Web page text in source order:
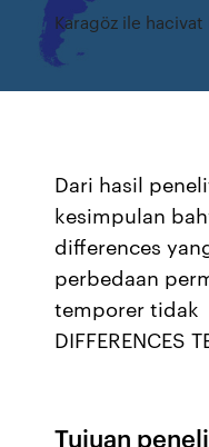
Karagöz ile
Dari hasil
kesimpulan
differences
perbedaan
temporer tidak
DIFFERENCES
Tujuan